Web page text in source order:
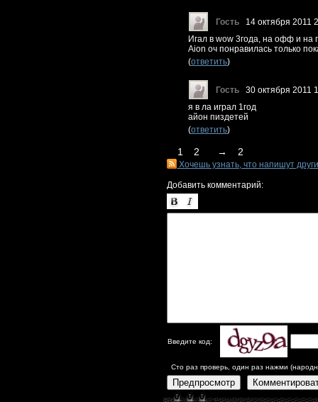
Гость
14 октября 2011
Игал в wow 3года, на офф и на
Aion оч понравилась только
(ответить)
Гость
30 октября 2011
я в ла играл 1год
айон пиздетей
(ответить)
1 2 → 2
Хочешь узнать, что напишут
Добавить комментарий:
Введите код:
Сто раз проверь, один раз нажми
Предпросмотр